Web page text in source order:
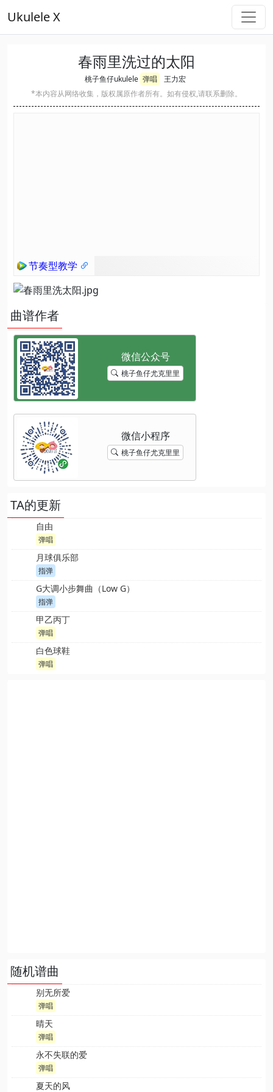
Ukulele X
春雨里洗过的太阳
桃子鱼仔ukulele 弹唱
王力宏
*本内容从网络收集，版权属原作者所有。如有侵权,请联系删除。
节奏型教学
曲谱作者
桃子鱼仔尤克里里
桃子鱼仔尤克里里
TA的更新
自由
弹唱
月球俱乐部
指弹
G大调小步舞曲（Low G）
指弹
甲乙丙丁
弹唱
白色球鞋
弹唱
随机谱曲
别无所爱
弹唱
晴天
弹唱
永不失联的爱
弹唱
夏天的风